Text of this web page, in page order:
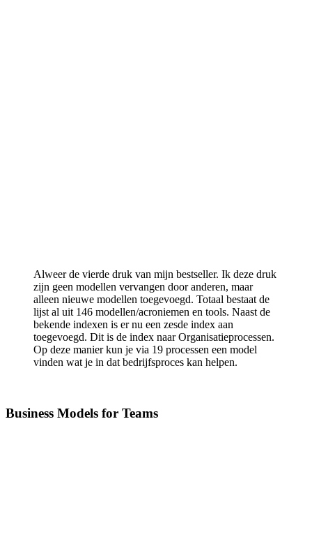
Alweer de vierde druk van mijn bestseller. Ik deze druk
zijn geen modellen vervangen door anderen, maar
alleen nieuwe modellen toegevoegd. Totaal bestaat de
lijst al uit 146 modellen/acroniemen en tools. Naast de
bekende indexen is er nu een zesde index aan
toegevoegd. Dit is de index naar Organisatieprocessen.
Op deze manier kun je via 19 processen een model
vinden wat je in dat bedrijfsproces kan helpen.
Business Models for Teams